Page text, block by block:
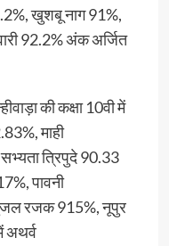
खुशबू नाग 91%,
92.2% अंक अर्जित
की कक्षा 10वी में
माही
त्रिपुदे 90.33
पावनी
रजक 915%, नूपुर
अथर्व